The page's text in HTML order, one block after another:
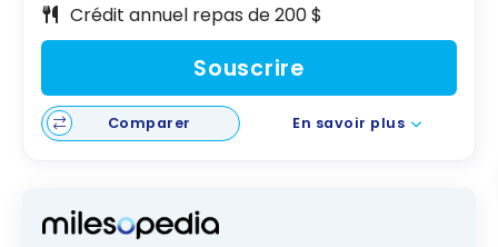
Crédit annuel repas de 200 $
Souscrire
Comparer En savoir plus